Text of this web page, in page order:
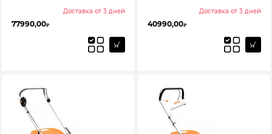
Доставка от 3 дней
77990,00₽
Доставка от 3 дней
40990,00₽